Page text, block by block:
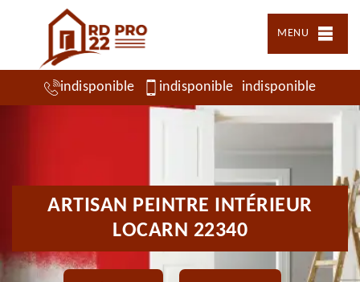
MENU
indisponible indisponible indisponible
ARTISAN PEINTRE INTÉRIEUR
LOCARN 22340